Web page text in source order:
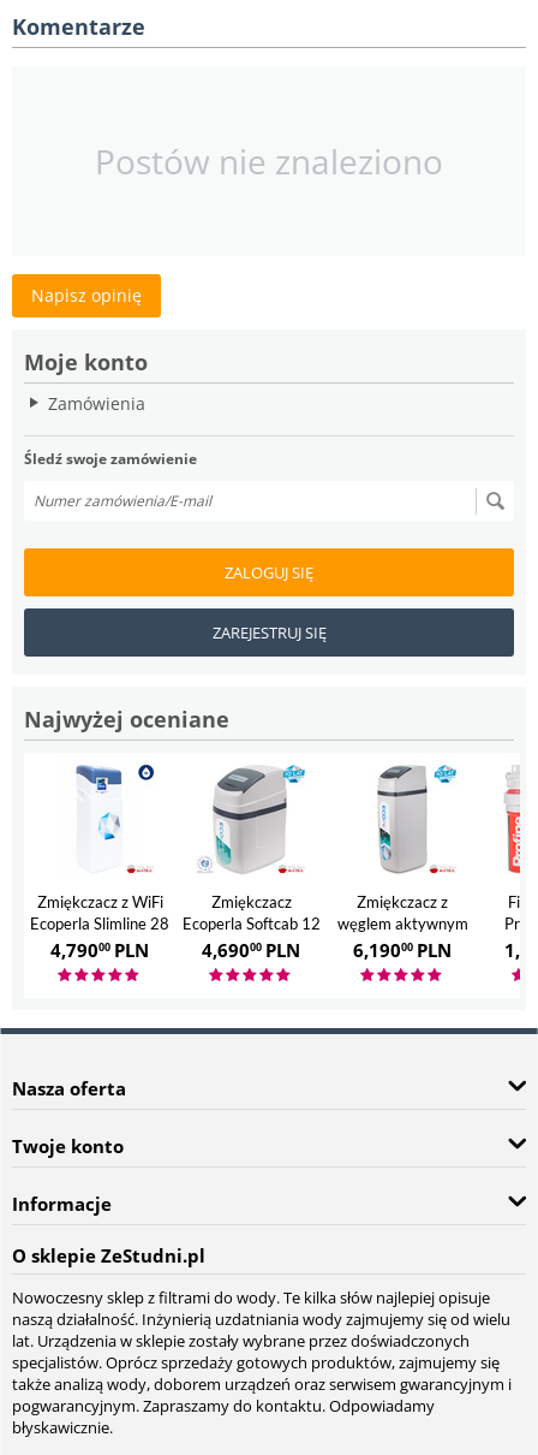
Moje konto
Zamówienia
Śledź swoje zamówienie
ZALOGUJ SIĘ
ZAREJESTRUJ SIĘ
Najwyżej oceniane
Zmiękczacz z WiFi
Ecoperla Slimline 28
4,79000 PLN
Zmiękczacz
Ecoperla Softcab 12
4,69000 PLN
Zmiękczacz z
węglem aktywnym
Ecoperla Hero
6,19000 PLN
Filtr
Komentarze
Postów nie znaleziono
Napisz opinię
Nasza oferta
Twoje konto
Informacje
O sklepie ZeStudni.pl
Nowoczesny sklep z filtrami do wody. Te kilka słów najlepiej opisuje
naszą działalność. Inżynierią uzdatniania wody zajmujemy się od wielu
lat. Urządzenia w sklepie zostały wybrane przez doświadczonych
specjalistów. Oprócz sprzedaży gotowych produktów, zajmujemy się
także analizą wody, doborem urządzeń oraz serwisem gwarancyjnym i
pogwarancyjnym. Zapraszamy do kontaktu. Odpowiadamy
błyskawicznie.